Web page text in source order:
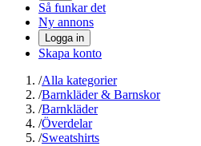
Så funkar det
Ny annons
Logga in
Skapa konto
/Alla kategorier
/Barnkläder & Barnskor
/Barnkläder
/Överdelar
/Sweatshirts